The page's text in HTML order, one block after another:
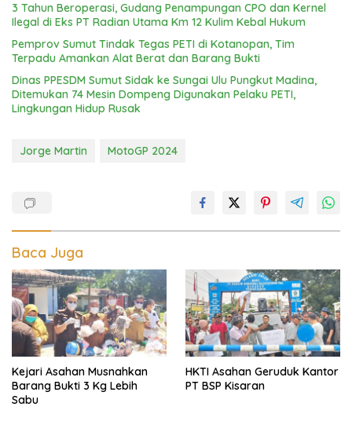
3 Tahun Beroperasi, Gudang Penampungan CPO dan Kernel
Ilegal di Eks PT Radian Utama Km 12 Kulim Kebal Hukum
Pemprov Sumut Tindak Tegas PETI di Kotanopan, Tim
Terpadu Amankan Alat Berat dan Barang Bukti
Dinas PPESDM Sumut Sidak ke Sungai Ulu Pungkut Madina,
Ditemukan 74 Mesin Dompeng Digunakan Pelaku PETI,
Lingkungan Hidup Rusak
Jorge Martin MotoGP 2024
Baca Juga
Kejari Asahan Musnahkan
Barang Bukti 3 Kg Lebih
Sabu
HKTI Asahan Geruduk Kantor
PT BSP Kisaran